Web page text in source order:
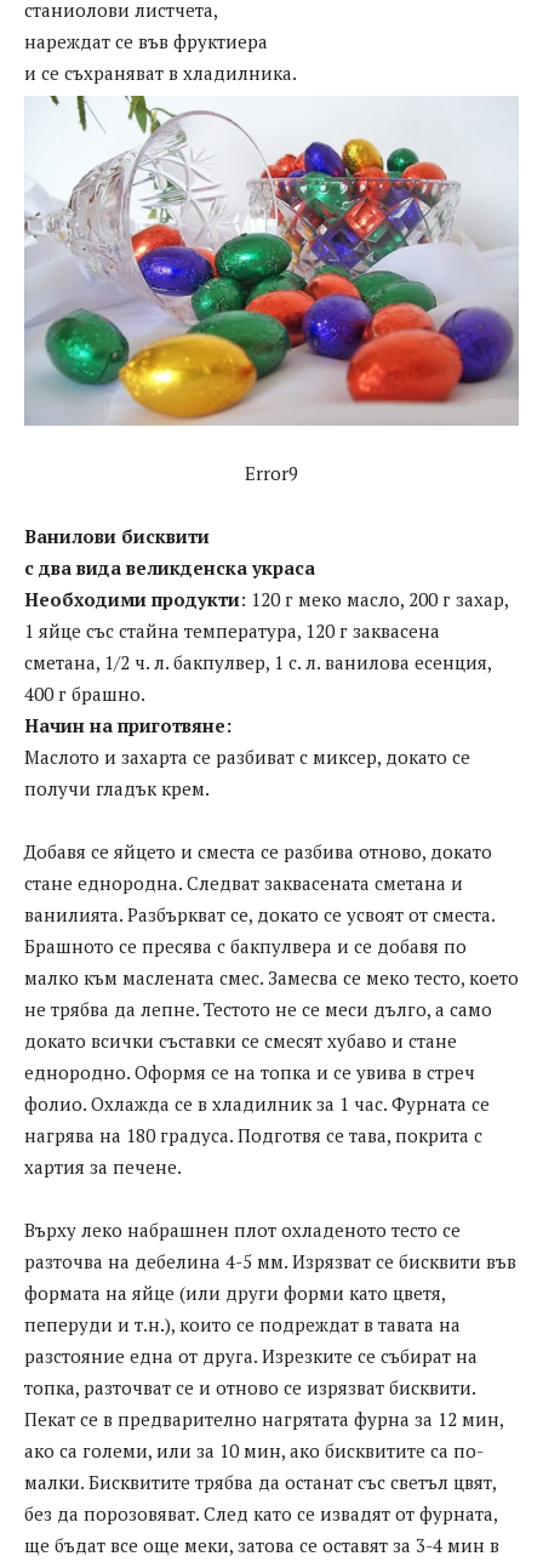
станиолови листчета,
нареждат се във фруктиера
и се съхраняват в хладилника.
Error9
Ванилови бисквити
с два вида великденска украса
Необходими продукти: 120 г меко масло, 200 г захар,
1 яйце със стайна температура, 120 г заквасена
сметана, 1/2 ч. л. бакпулвер, 1 с. л. ванилова есенция,
400 г брашно.
Начин на приготвяне:
Маслото и захарта се разбиват с миксер, докато се
получи гладък крем.
Добавя се яйцето и сместа се разбива отново, докато
стане еднородна. Следват заквасената сметана и
ванилията. Разбъркват се, докато се усвоят от сместа.
Брашното се пресява с бакпулвера и се добавя по
малко към маслената смес. Замесва се меко тесто, което
не трябва да лепне. Тестото не се меси дълго, а само
докато всички съставки се смесят хубаво и стане
еднородно. Оформя се на топка и се увива в стреч
фолио. Охлажда се в хладилник за 1 час. Фурната се
нагрява на 180 градуса. Подготвя се тава, покрита с
хартия за печене.
Върху леко набрашнен плот охладеното тесто се
разточва на дебелина 4-5 мм. Изрязват се бисквити във
формата на яйце (или други форми като цветя,
пеперуди и т.н.), които се подреждат в тавата на
разстояние една от друга. Изрезките се събират на
топка, разточват се и отново се изрязват бисквити.
Пекат се в предварително нагрятата фурна за 12 мин,
ако са големи, или за 10 мин, ако бисквитите са по-
малки. Бисквитите трябва да останат със светъл цвят,
без да порозовяват. След като се извадят от фурната,
ще бъдат все още меки, затова се оставят за 3-4 мин в